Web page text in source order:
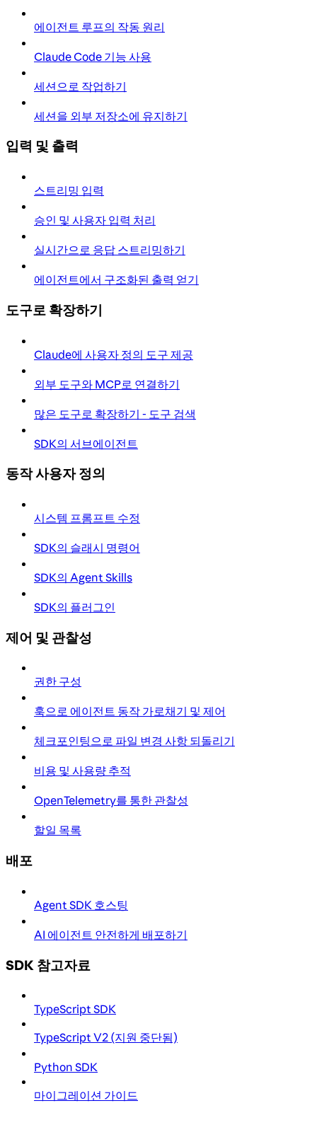
에이전트 루프의 작동 원리
Claude Code 기능 사용
세션으로 작업하기
세션을 외부 저장소에 유지하기
입력 및 출력
스트리밍 입력
승인 및 사용자 입력 처리
실시간으로 응답 스트리밍하기
에이전트에서 구조화된 출력 얻기
도구로 확장하기
Claude에 사용자 정의 도구 제공
외부 도구와 MCP로 연결하기
많은 도구로 확장하기 - 도구 검색
SDK의 서브에이전트
동작 사용자 정의
시스템 프롬프트 수정
SDK의 슬래시 명령어
SDK의 Agent Skills
SDK의 플러그인
제어 및 관찰성
권한 구성
훅으로 에이전트 동작 가로채기 및 제어
체크포인팅으로 파일 변경 사항 되돌리기
비용 및 사용량 추적
OpenTelemetry를 통한 관찰성
할일 목록
배포
Agent SDK 호스팅
AI 에이전트 안전하게 배포하기
SDK 참고자료
TypeScript SDK
TypeScript V2 (지원 중단됨)
Python SDK
마이그레이션 가이드